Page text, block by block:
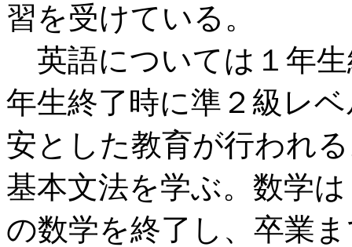
習を受けている。
英語については１年
年生終了時に準２級レ
安とした教育が行われ
基本文法を学ぶ。数学
の数学を終了し、卒業